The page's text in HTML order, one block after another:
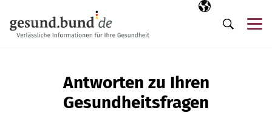
Ausgewählte
DE
Suche
Antworten zu Ihren
Gesundheitsfragen